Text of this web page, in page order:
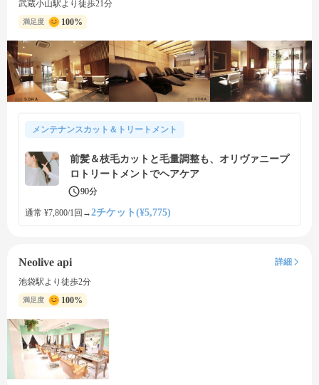
武蔵小山駅より徒歩21分
満足度 100%
メンテナンスカット＆トリートメント
前髪＆枝毛カットと毛量調整も、オリヴァニープ
ロトリートメントでヘアケア
90分
通常 ¥7,800/1回 →2チケット(¥5,775)
Neolive api
詳細
池袋駅より徒歩2分
満足度 100%